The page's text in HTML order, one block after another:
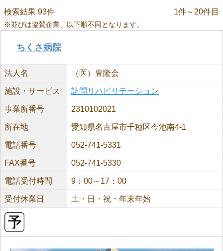
検索結果 93件 1件～20件目
※並びは協賛企業、以下順不同となります。
ちくさ病院
法人名 （医）豊隆会
施設・サービス 訪問リハビリテーション
事業所番号 2310102021
所在地 愛知県名古屋市千種区今池南4-1
電話番号 052-741-5331
FAX番号 052-741-5330
電話受付時間 9：00～17：00
受付休業日 土・日・祝・年末年始